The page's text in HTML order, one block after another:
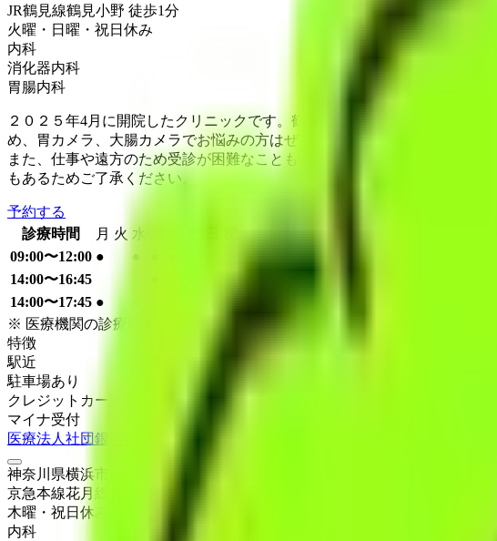
JR鶴見線鶴見小野 徒歩1分
火曜・日曜・祝日 休み
内科
消化器内科
胃腸内科
２０２５年4月に開院したクリニックです。鶴見小野駅徒歩１分の立地に
め、胃カメラ、大腸カメラでお悩みの方はぜひご相談頂けたらと思いま
また、仕事や遠方のため受診が困難なこともあるため、負担を減らすた
もあるためご了承ください。
予約する
診療時間
月 火 水
09:00〜12:00 ●
14:00〜16:45
14:00〜17:45 ●
※ 医療機関の診療時間は上記の通りですが、すでに予約が埋まっている
特徴
駅近
駐車場あり
クレジットカード対応
マイナ受付
医療法人社団銀杏会 小出内科・胃腸科
神奈川県横浜市鶴見区鶴見1丁目11-17 ベルシャルムTOK 1F
京急本線花月総持寺
木曜・祝日 休み
内科